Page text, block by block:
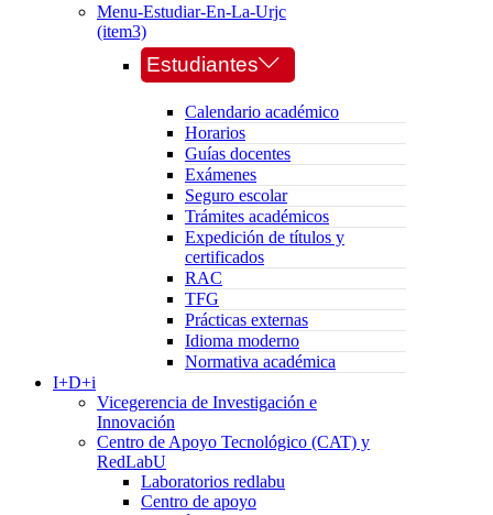
Menu-Estudiar-En-La-Urjc
(item3)
Estudiantes
Calendario académico
Horarios
Guías docentes
Exámenes
Seguro escolar
Trámites académicos
Expedición de títulos y
certificados
RAC
TFG
Prácticas externas
Idioma moderno
Normativa académica
I+D+i
Vicegerencia de Investigación e
Innovación
Centro de Apoyo Tecnológico (CAT) y
RedLabU
Laboratorios redlabu
Centro de apoyo